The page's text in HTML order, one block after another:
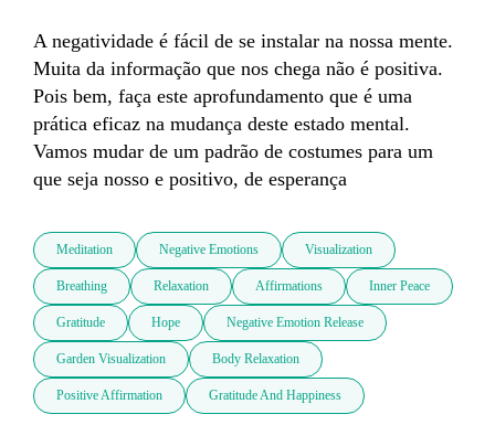
A negatividade é fácil de se instalar na nossa mente.
Muita da informação que nos chega não é positiva.
Pois bem, faça este aprofundamento que é uma
prática eficaz na mudança deste estado mental.
Vamos mudar de um padrão de costumes para um
que seja nosso e positivo, de esperança
Meditation Negative Emotions Visualization
Breathing Relaxation Affirmations Inner Peace
Gratitude Hope Negative Emotion Release
Garden Visualization Body Relaxation
Positive Affirmation Gratitude And Happiness